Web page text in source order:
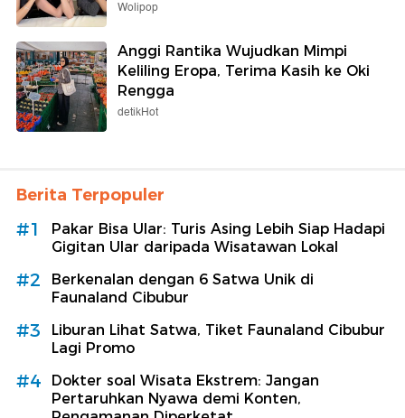
Wolipop
Anggi Rantika Wujudkan Mimpi
Keliling Eropa, Terima Kasih ke Oki
Rengga
detikHot
Berita Terpopuler
#1
Pakar Bisa Ular: Turis Asing Lebih Siap Hadapi
Gigitan Ular daripada Wisatawan Lokal
#2
Berkenalan dengan 6 Satwa Unik di
Faunaland Cibubur
#3
Liburan Lihat Satwa, Tiket Faunaland Cibubur
Lagi Promo
#4
Dokter soal Wisata Ekstrem: Jangan
Pertaruhkan Nyawa demi Konten,